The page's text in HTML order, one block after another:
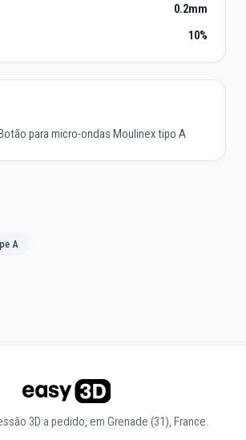
0.2mm
10%
para micro-ondas Moulinex tipo A
A
3D a pedido, em Grenade (31), France.